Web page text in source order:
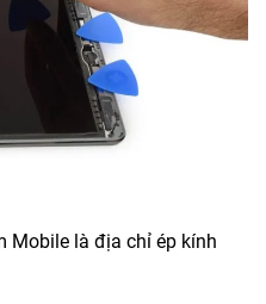
Mobile là địa chỉ ép kính